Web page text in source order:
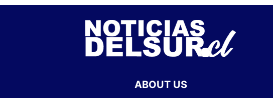
ABOUT US